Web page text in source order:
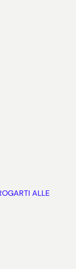
ALLE